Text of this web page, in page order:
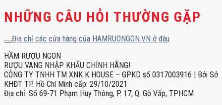
NHỮNG CÂU HỎI THƯỜNG GẶP
Địa chỉ các cửa hàng của HAMRUONGON.VN ở đâu
HẦM RƯỢU NGON
RƯỢU VANG NHẬP KHẨU CHÍNH HÃNG!
CÔNG TY TNHH TM XNK K HOUSE – GPKD số 0317003916 | Bởi Sở
KHĐT TP. Hồ Chí Minh cấp: 29/10/2021
Địa chỉ: Số 69-71 Phạm Huy Thông, P. 17, Q. Gò Vấp, TPHCM